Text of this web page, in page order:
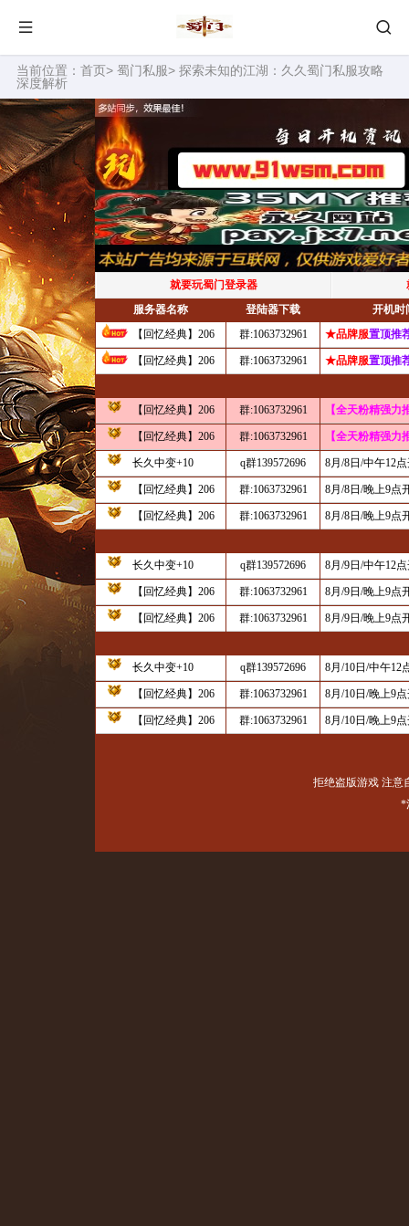
当前位置： 首页> 蜀门私服> 探索未知的江湖：久久蜀门私服攻略
深度解析